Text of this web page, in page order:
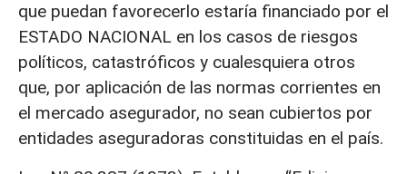
que puedan favorecerlo estaría financiado por el
ESTADO NACIONAL en los casos de riesgos
políticos, catastróficos y cualesquiera otros
que, por aplicación de las normas corrientes en
el mercado asegurador, no sean cubiertos por
entidades aseguradoras constituidas en el país.